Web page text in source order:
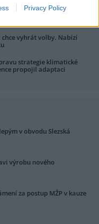
Privacy Policy
energetické účinnosti a
vyhrát volby. Nabízí
strategie klimatické
propojil adaptaci
v obvodu Slezská
výrobu nového
za postup MŽP v kauze